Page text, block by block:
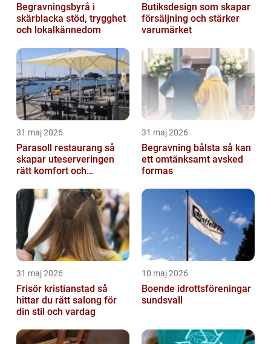
Begravningsbyrå i
skärblacka stöd, trygghet
och lokalkännedom
Butiksdesign som skapar
försäljning och stärker
varumärket
31 maj 2026
Parasoll restaurang så
skapar uteserveringen
rätt komfort och
31 maj 2026
Begravning bålsta så kan
ett omtänksamt avsked
formas
31 maj 2026
Frisör kristianstad så
hittar du rätt salong för
din stil och vardag
10 maj 2026
Boende idrottsföreningar
sundsvall